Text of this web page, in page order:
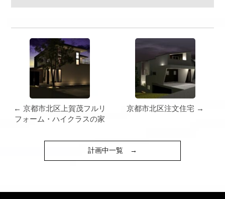
← 京都市北区上賀茂フルリ
フォーム・ハイクラスの家
京都市北区注文住宅 →
計画中一覧 →